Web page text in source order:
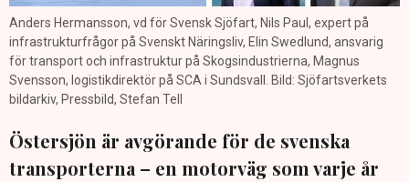
Anders Hermansson, vd för Svensk Sjöfart, Nils Paul, expert på
infrastrukturfrågor på Svenskt Näringsliv, Elin Swedlund, ansvarig
för transport och infrastruktur på Skogsindustrierna, Magnus
Svensson, logistikdirektör på SCA i Sundsvall. Bild: Sjöfartsverkets
bildarkiv, Pressbild, Stefan Tell
Östersjön är avgörande för de svenska
transporterna – en motorväg som varje år